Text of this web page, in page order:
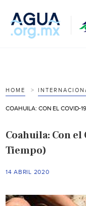
HOME
Coahuila: Con el
Tiempo)
14 ABRIL 2020